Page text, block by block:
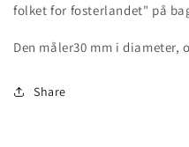
folket for fosterlandet" på
Den måler30 mm i diameter,
Share